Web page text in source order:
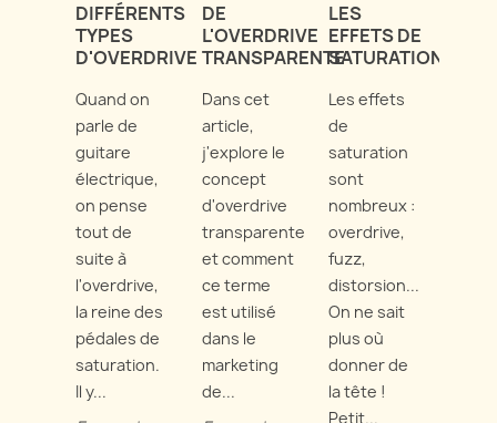
DIFFÉRENTS
TYPES
D'OVERDRIVE
Quand on
parle de
guitare
électrique,
on pense
tout de
suite à
l'overdrive,
la reine des
pédales de
saturation.
Il y...
DE
L'OVERDRIVE
TRANSPARENTE
Dans cet
article,
j'explore le
concept
d'overdrive
transparente
et comment
ce terme
est utilisé
dans le
marketing
de...
LES
EFFETS DE
SATURATION
Les effets
de
saturation
sont
nombreux :
overdrive,
fuzz,
distorsion...
On ne sait
plus où
donner de
la tête !
Petit...